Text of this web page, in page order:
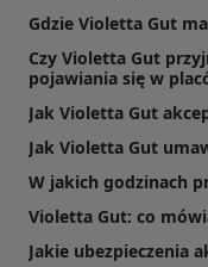
Gdzie Violetta Gut
Czy Violetta Gut
pojawiania się w
Jak Violetta Gut
Jak Violetta Gut
W jakich godzinach
Violetta Gut: co
Jakie ubezpieczenia